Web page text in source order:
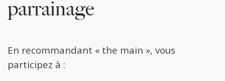
parrainage
En recommandant « the main », vous
participez à :